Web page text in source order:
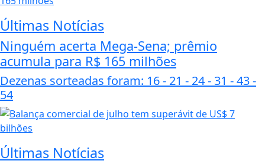
Últimas Notícias
Ninguém acerta Mega-Sena; prêmio
acumula para R$ 165 milhões
Dezenas sorteadas foram: 16 - 21 - 24 - 31 - 43 -
54
Últimas Notícias